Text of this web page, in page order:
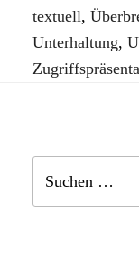
textuell,
Unterhaltung,